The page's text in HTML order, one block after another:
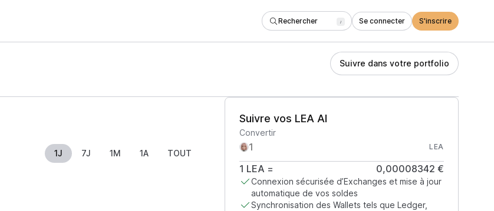
Rechercher / Se connecter S'inscrire
Suivre dans votre portfolio
1J 7J 1M 1A TOUT
Suivre vos LEA AI
Convertir
LEA
1 LEA = 0,00008342 €
Connexion sécurisée d’Exchanges et mise à jour
automatique de vos soldes
Synchronisation des Wallets tels que Ledger,